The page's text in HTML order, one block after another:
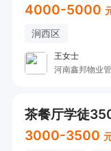
4000-5000
涧西区
王女士
河南鑫邦物业
茶餐厅学徒
3000-3500